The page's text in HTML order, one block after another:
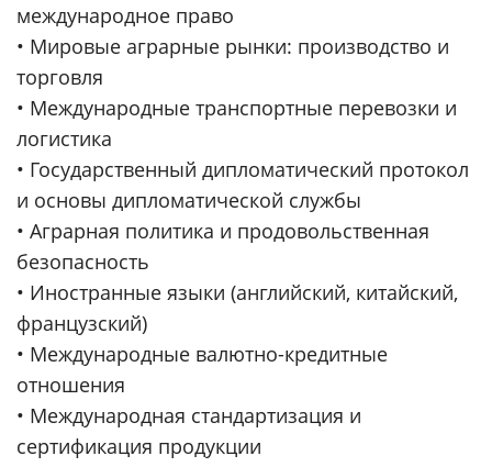
международное право
• Мировые аграрные рынки: производство и
торговля
• Международные транспортные перевозки и
логистика
• Государственный дипломатический протокол
и основы дипломатической службы
• Аграрная политика и продовольственная
безопасность
• Иностранные языки (английский, китайский,
французский)
• Международные валютно-кредитные
отношения
• Международная стандартизация и
сертификация продукции